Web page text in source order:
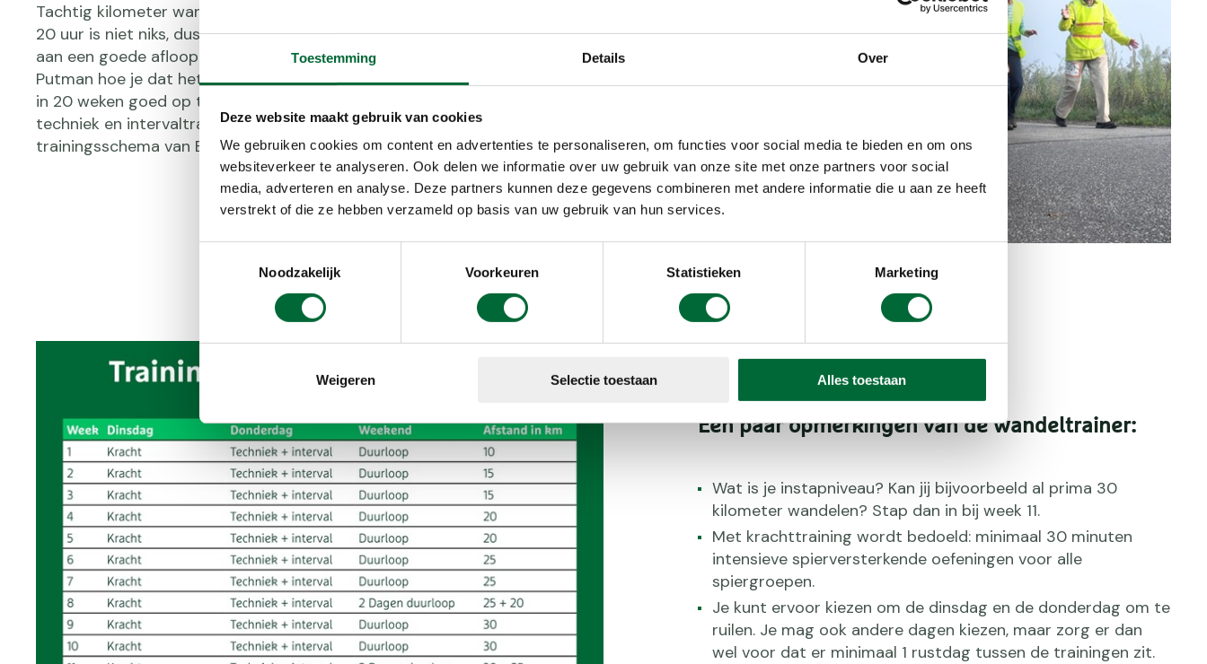
Toestemming Details Over
Deze website maakt gebruik van cookies
We gebruiken cookies om content en advertenties te personaliseren, om functies voor social media te bieden en om ons
websiteverkeer te analyseren. Ook delen we informatie over uw gebruik van onze site met onze partners voor social
media, adverteren en analyse. Deze partners kunnen deze gegevens combineren met andere informatie die u aan ze heeft
verstrekt of die ze hebben verzameld op basis van uw gebruik van hun services.
Noodzakelijk
Voorkeuren Statistieken Marketing
Weigeren Selectie toestaan Alles toestaan
Tachtig kilometer wandelen binnen de tijdlimiet van (meestal)
20 uur is niet niks, dus een goede training zal zeker bijdragen
aan een goede afloop. We vroegen aan wandeltrainer Bart
Putman hoe je dat het beste aanpakt. Nou, door het wandelen
in 20 weken goed op te bouwen met zowel krachttraining,
techniek en intervaltraining én duurloop. Bekijk hieronder het
trainingsschema van Bart.
Een paar opmerkingen van de wandeltrainer:
Wat is je instapniveau? Kan jij bijvoorbeeld al prima 30
kilometer wandelen? Stap dan in bij week 11.
Met krachttraining wordt bedoeld: minimaal 30 minuten
intensieve spierversterkende oefeningen voor alle
spiergroepen.
Je kunt ervoor kiezen om de dinsdag en de donderdag om te
ruilen. Je mag ook andere dagen kiezen, maar zorg er dan
wel voor dat er minimaal 1 rustdag tussen de trainingen zit.